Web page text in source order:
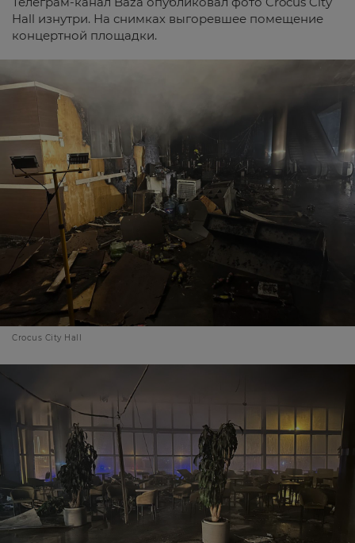
Hall изнутри. На снимках выгоревшее помещение
концертной площадки.
Crocus City Hall